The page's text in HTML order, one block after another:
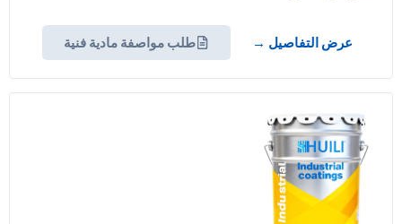
عرض التفاصيل → طلب مواصفة مادية فنية